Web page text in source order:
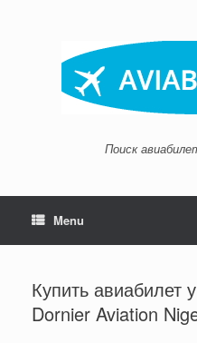
Поиск
Menu
Купить авиабилет
Dornier Aviation